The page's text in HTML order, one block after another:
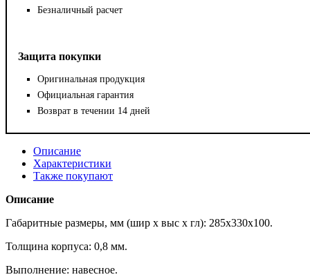
Безналичный расчет
Защита покупки
Оригинальная продукция
Официальная гарантия
Возврат в течении 14 дней
Описание
Характеристики
Также покупают
Описание
Габаритные размеры, мм (шир х выс х гл): 285х330х100.
Толщина корпуса: 0,8 мм.
Выполнение: навесное.